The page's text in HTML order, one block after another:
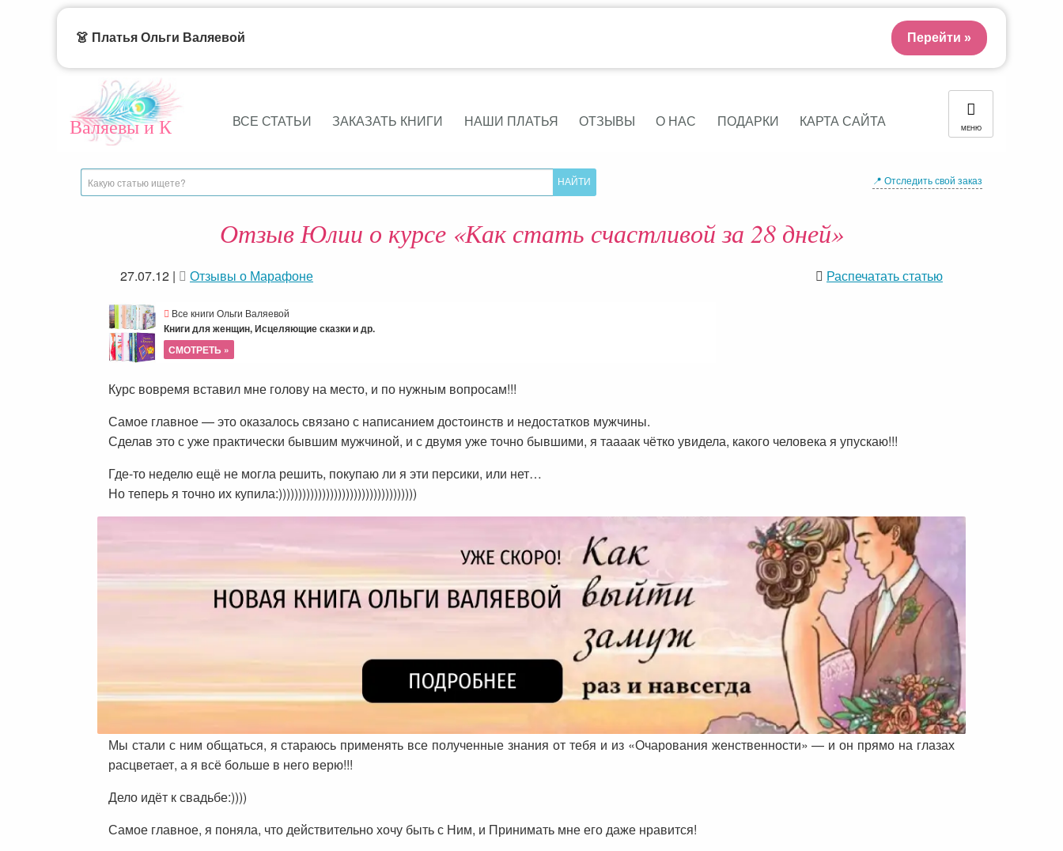
Валяевы и К ВСЕ СТАТЬИ ЗАКАЗАТЬ КНИГИ НАШИ ПЛАТЬЯ ОТЗЫВЫ О НАС ПОДАРКИ КАРТА САЙТА МЕНЮ
📍 Отследить свой заказ
Отзыв Юлии о курсе «Как стать счастливой за 28 дней»
27.07.12 | Отзывы о Марафоне Распечатать статью
Все книги Ольги Валяевой
Книги для женщин, Исцеляющие сказки и др.
СМОТРЕТЬ »
Курс вовремя вставил мне голову на место, и по нужным вопросам!!!
Самое главное — это оказалось связано с написанием достоинств и недостатков мужчины.
Сделав это с уже практически бывшим мужчиной, и с двумя уже точно бывшими, я таааак чётко увидела, какого человека я упускаю!!!
Где-то неделю ещё не могла решить, покупаю ли я эти персики, или нет…
Но теперь я точно их купила:)))))))))))))))))))))))))))))))))))
Мы стали с ним общаться, я стараюсь применять все полученные знания от тебя и из «Очарования женственности» — и он прямо на глазах
расцветает, а я всё больше в него верю!!!
Дело идёт к свадьбе:))))
Самое главное, я поняла, что действительно хочу быть с Ним, и Принимать мне его даже нравится!
👗 Платья Ольги Валяевой Перейти »